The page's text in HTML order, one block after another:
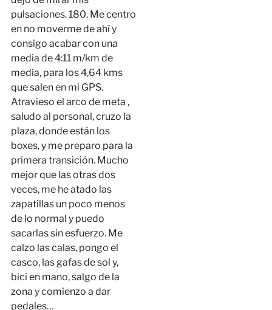
pulsaciones. 180. Me centro
en no moverme de ahí y
consigo acabar con una
media de 4:11 m/km de
media, para los 4,64 kms
que salen en mi GPS.
Atravieso el arco de meta ,
saludo al personal, cruzo la
plaza, donde están los
boxes, y me preparo para la
primera transición. Mucho
mejor que las otras dos
veces, me he atado las
zapatillas un poco menos
de lo normal y puedo
sacarlas sin esfuerzo. Me
calzo las calas, pongo el
casco, las gafas de sol y,
bici en mano, salgo de la
zona y comienzo a dar
pedales…